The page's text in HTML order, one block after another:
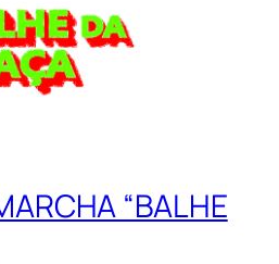
“BALHE